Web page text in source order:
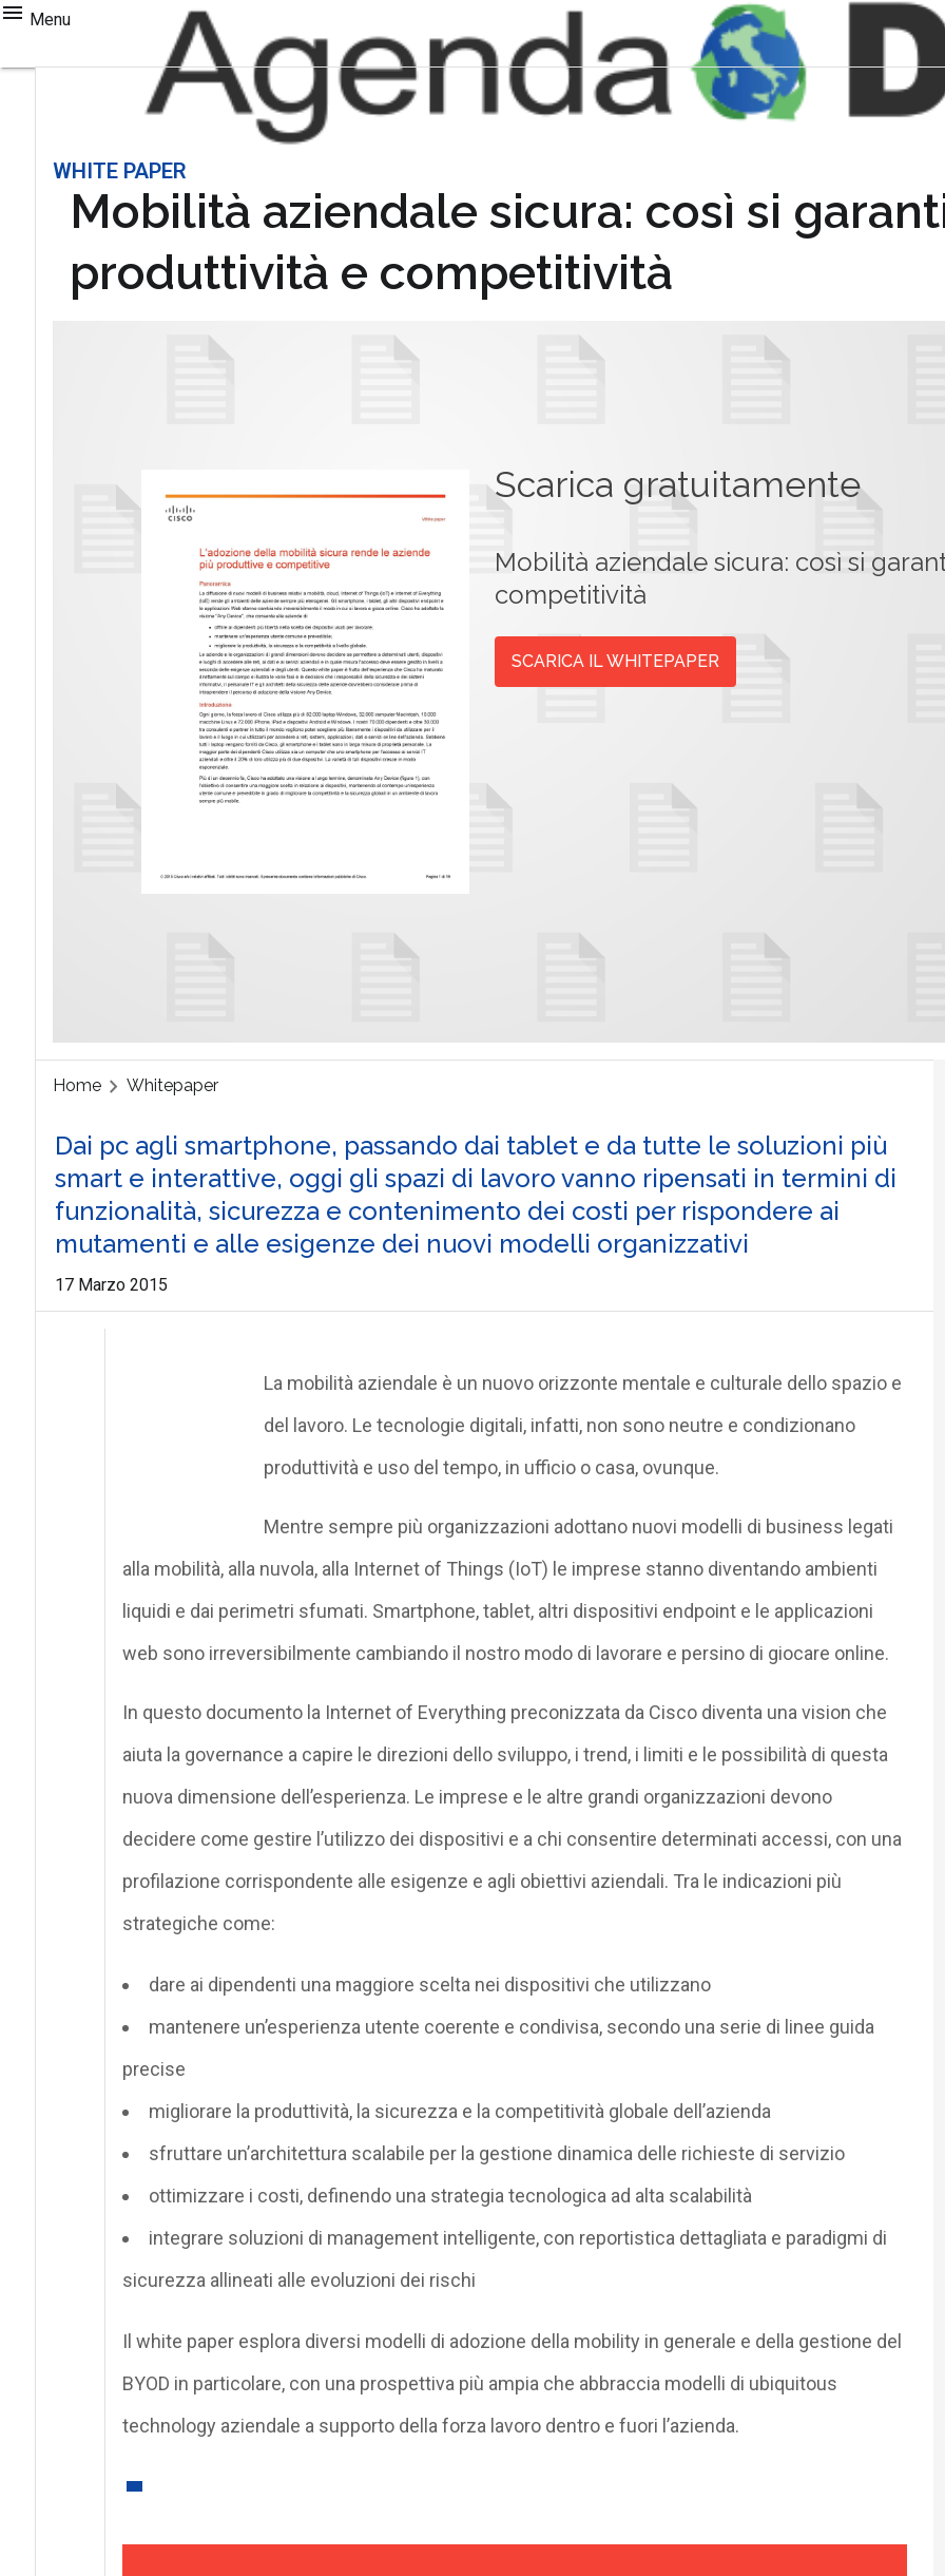
Menu
WHITE PAPER
Mobilità aziendale sicura: così si
produttività e competitività
Scarica gratuitamente
Mobilità aziendale sicura: così si
competitività
SCARICA IL WHITEPAPER
Home Whitepaper
Dai pc agli smartphone, passando dai tablet e da tutte le soluzioni più
smart e interattive, oggi gli spazi di lavoro vanno ripensati in termini di
funzionalità, sicurezza e contenimento dei costi per rispondere ai
mutamenti e alle esigenze dei nuovi modelli organizzativi
17 Marzo 2015
La mobilità aziendale è un nuovo orizzonte mentale e culturale dello spazio e
del lavoro. Le tecnologie digitali, infatti, non sono neutre e condizionano
produttività e uso del tempo, in ufficio o casa, ovunque.
Mentre sempre più organizzazioni adottano nuovi modelli di business legati
alla mobilità, alla nuvola, alla Internet of Things (IoT) le imprese stanno diventando ambienti
liquidi e dai perimetri sfumati. Smartphone, tablet, altri dispositivi endpoint e le applicazioni
web sono irreversibilmente cambiando il nostro modo di lavorare e persino di giocare online.
In questo documento la Internet of Everything preconizzata da Cisco diventa una vision che
aiuta la governance a capire le direzioni dello sviluppo, i trend, i limiti e le possibilità di questa
nuova dimensione dell’esperienza. Le imprese e le altre grandi organizzazioni devono
decidere come gestire l’utilizzo dei dispositivi e a chi consentire determinati accessi, con una
profilazione corrispondente alle esigenze e agli obiettivi aziendali. Tra le indicazioni più
strategiche come:
dare ai dipendenti una maggiore scelta nei dispositivi che utilizzano
mantenere un’esperienza utente coerente e condivisa, secondo una serie di linee guida
precise
migliorare la produttività, la sicurezza e la competitività globale dell’azienda
sfruttare un’architettura scalabile per la gestione dinamica delle richieste di servizio
ottimizzare i costi, definendo una strategia tecnologica ad alta scalabilità
integrare soluzioni di management intelligente, con reportistica dettagliata e paradigmi di
sicurezza allineati alle evoluzioni dei rischi
Il white paper esplora diversi modelli di adozione della mobility in generale e della gestione del
BYOD in particolare, con una prospettiva più ampia che abbraccia modelli di ubiquitous
technology aziendale a supporto della forza lavoro dentro e fuori l’azienda.